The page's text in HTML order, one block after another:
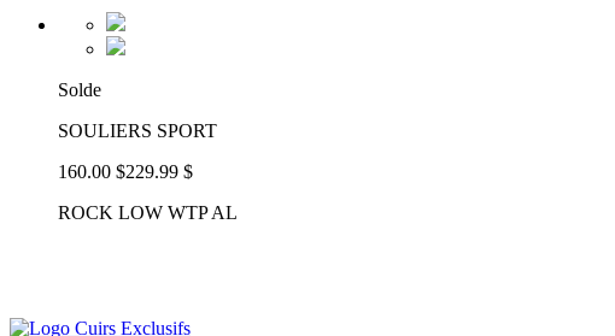
Solde
SOULIERS SPORT
160.00 $229.99 $
ROCK LOW WTP AL